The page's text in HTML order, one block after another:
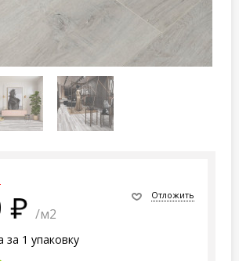
/м2
за 1 упаковку
Отложить